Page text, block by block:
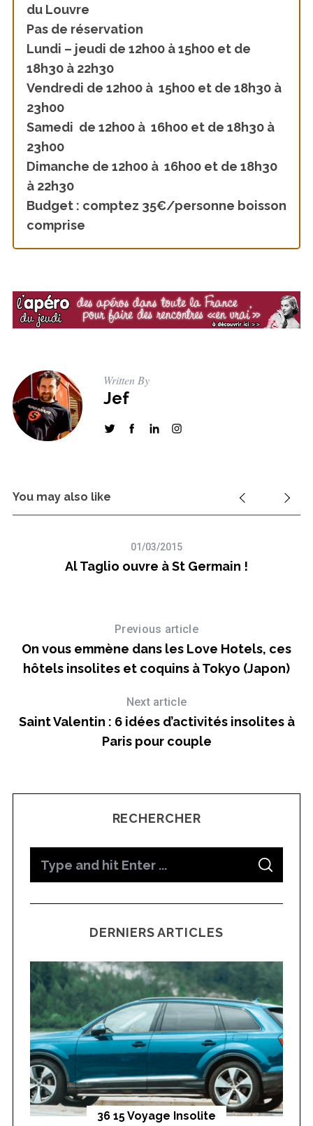
du Louvre
Pas de réservation
Lundi – jeudi de 12h00 à 15h00 et de
18h30 à 22h30
Vendredi de 12h00 à 15h00 et de 18h30 à
23h00
Samedi de 12h00 à 16h00 et de 18h30 à
23h00
Dimanche de 12h00 à 16h00 et de 18h30
à 22h30
Budget : comptez 35€/personne boisson
comprise
Written By
Jef
You may also like
01/03/2015
Al Taglio ouvre à St Germain !
Previous article
On vous emmène dans les Love Hotels, ces
hôtels insolites et coquins à Tokyo (Japon)
Next article
Saint Valentin : 6 idées d’activités insolites à
Paris pour couple
RECHERCHER
f
o
r
:
S
A
C
DERNIERS ARTICLES
36 15 Voyage Insolite